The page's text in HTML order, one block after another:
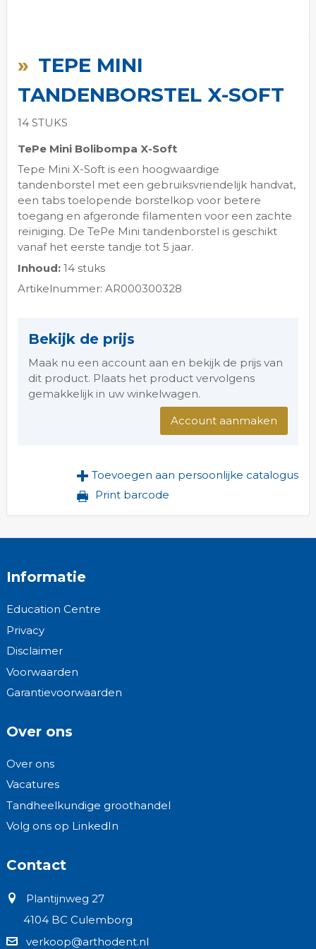
TEPE MINI
TANDENBORSTEL X-SOFT
14 STUKS
TePe Mini Bolibompa X-Soft
Tepe Mini X-Soft is een hoogwaardige
tandenborstel met een gebruiksvriendelijk handvat,
een tabs toelopende borstelkop voor betere
toegang en afgeronde filamenten voor een zachte
reiniging. De TePe Mini tandenborstel is geschikt
vanaf het eerste tandje tot 5 jaar.
Inhoud:14 stuks
Artikelnummer: AR000300328
Bekijk de prijs
Maak nu een account aan en bekijk de prijs van
dit product. Plaats het product vervolgens
gemakkelijk in uw winkelwagen.
Account aanmaken
Toevoegen aan persoonlijke catalogus
Print barcode
het
van
afbeeldingen-
gallerij
Informatie
Education Centre
Privacy
Disclaimer
Voorwaarden
Garantievoorwaarden
Over ons
Over ons
Vacatures
Tandheelkundige groothandel
Volg ons op LinkedIn
Contact
Plantijnweg 27
4104 BC Culemborg
verkoop@arthodent.nl